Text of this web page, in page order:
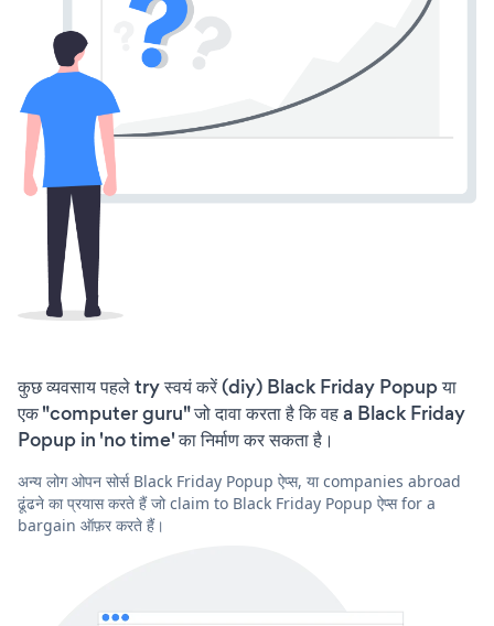
कुछ व्यवसाय पहले try स्वयं करें (diy) Black Friday Popup या
एक "computer guru" जो दावा करता है कि वह a Black Friday
Popup in 'no time' का निर्माण कर सकता है।
अन्य लोग ओपन सोर्स Black Friday Popup ऐप्स, या companies abroad
ढूंढने का प्रयास करते हैं जो claim to Black Friday Popup ऐप्स for a
bargain ऑफ़र करते हैं।